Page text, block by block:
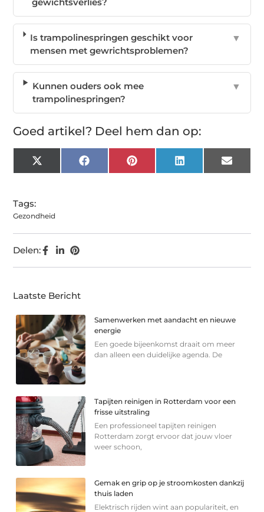
Is trampolinespringen geschikt voor
mensen met gewrichtsproblemen?
▼
Kunnen ouders ook mee
trampolinespringen?
▼
Goed artikel? Deel hem dan op:
X
(Twitter)
FacebookPinterest LinkedIn Email
Tags:
Gezondheid
Delen:
Laatste Bericht
Samenwerken met aandacht en nieuwe
energie
Een goede bijeenkomst draait om meer
dan alleen een duidelijke agenda. De
Tapijten reinigen in Rotterdam voor een
frisse uitstraling
Een professioneel tapijten reinigen
Rotterdam zorgt ervoor dat jouw vloer
weer schoon,
Gemak en grip op je stroomkosten dankzij
thuis laden
Elektrisch rijden wint aan populariteit, en